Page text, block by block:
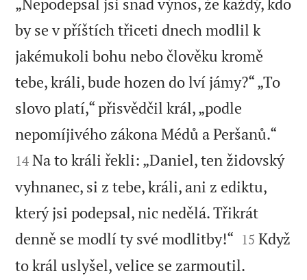
by se v příštích třiceti dnech modlil k
jakémukoli bohu nebo člověku kromě
tebe, králi, bude hozen do lví jámy?“ „To
slovo platí,“ přisvědčil král, „podle
nepomíjivého zákona Médů a Peršanů.“
14 Na to králi řekli: „Daniel, ten židovský
vyhnanec, si z tebe, králi, ani z ediktu,
který jsi podepsal, nic nedělá. Třikrát
denně se modlí ty své modlitby!“ 

15 Když
to král uslyšel, velice se zarmoutil.